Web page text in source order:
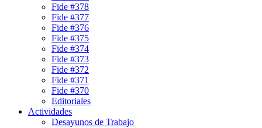
Fide #378
Fide #377
Fide #376
Fide #375
Fide #374
Fide #373
Fide #372
Fide #371
Fide #370
Editoriales
Actividades
Desayunos de Trabajo